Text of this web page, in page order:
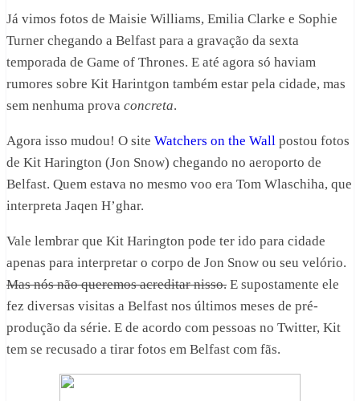
Já vimos fotos de Maisie Williams, Emilia Clarke e Sophie
Turner chegando a Belfast para a gravação da sexta
temporada de Game of Thrones. E até agora só haviam
rumores sobre Kit Harintgon também estar pela cidade, mas
sem nenhuma prova concreta.
Agora isso mudou! O site Watchers on the Wall postou fotos
de Kit Harington (Jon Snow) chegando no aeroporto de
Belfast. Quem estava no mesmo voo era Tom Wlaschiha, que
interpreta Jaqen H’ghar.
Vale lembrar que Kit Harington pode ter ido para cidade
apenas para interpretar o corpo de Jon Snow ou seu velório.
Mas nós não queremos acreditar nisso. E supostamente ele
fez diversas visitas a Belfast nos últimos meses de pré-
produção da série. E de acordo com pessoas no Twitter, Kit
tem se recusado a tirar fotos em Belfast com fãs.